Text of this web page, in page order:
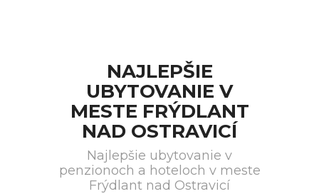
NAJLEPŠIE
UBYTOVANIE V
MESTE FRÝDLANT
NAD OSTRAVICÍ
Najlepšie ubytovanie v
penzionoch a hoteloch v meste
Frýdlant nad Ostravicí